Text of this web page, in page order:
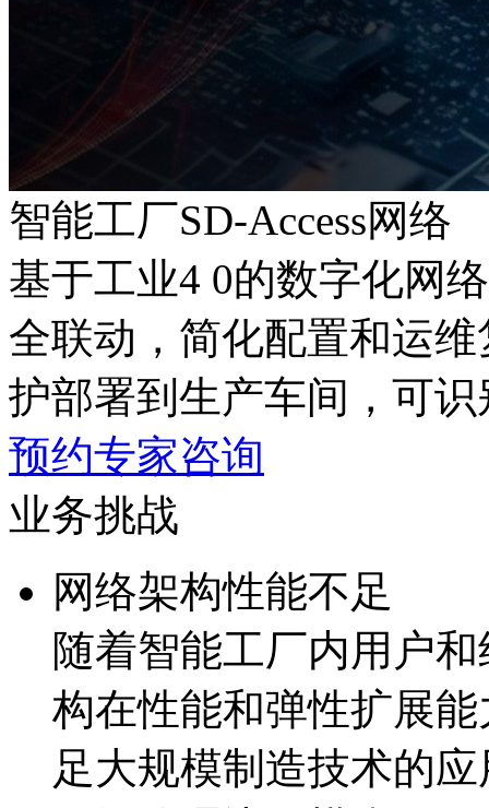
智能工厂SD-Access网络
基于工业4 0的数字化网络
全联动，简化配置和运
护部署到生产车间，可
预约专家咨询
业务挑战
网络架构性能不足
随着智能工厂内用户和
构在性能和弹性扩展能
足大规模制造技术的